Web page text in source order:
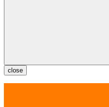
close